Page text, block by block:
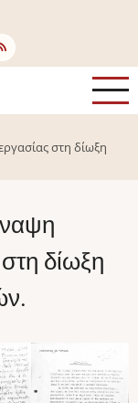
στη δίωξη
δίωξη
Image